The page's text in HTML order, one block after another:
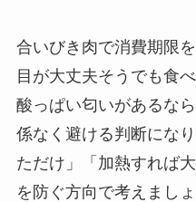
合いびき肉で消費期限
目が大丈夫そうでも食
酸っぱい匂いがあるな
係なく避ける判断にな
ただけ」「加熱すれば
を防ぐ方向で考えましょ